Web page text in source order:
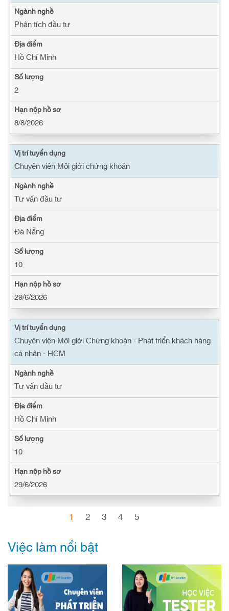
Phân tích đầu tư
Hồ Chí Minh
2
8/8/2026
Chuyên viên Môi giới chứng khoán
Tư vấn đầu tư
Đà Nẵng
10
29/6/2026
Chuyên viên Môi giới Chứng khoán - Phát triển khách hàng
cá nhân - HCM
Tư vấn đầu tư
Hồ Chí Minh
10
29/6/2026
1 2 3 4 5
Việc làm nổi bật